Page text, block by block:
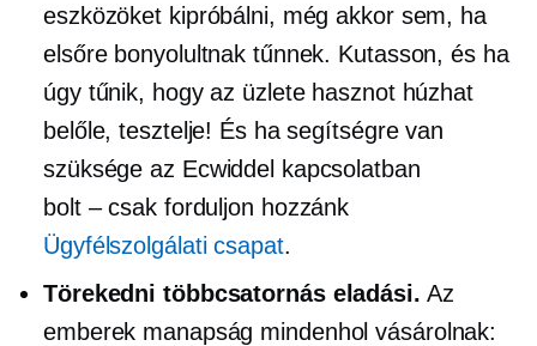
eszközöket kipróbálni, még akkor sem, ha
elsőre bonyolultnak tűnnek. Kutasson, és ha
úgy tűnik, hogy az üzlete hasznot húzhat
belőle, tesztelje! És ha segítségre van
szüksége az Ecwiddel kapcsolatban
bolt – csakforduljon hozzánk
Ügyfélszolgálati csapat.
Törekednitöbbcsatornáseladási. Az
emberek manapság mindenhol vásárolnak: